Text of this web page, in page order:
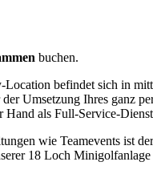
buchen.
befindet sich in
Umsetzung Ihres ganz
Hand als Full-Service-
wie Teamevents ist
18 Loch